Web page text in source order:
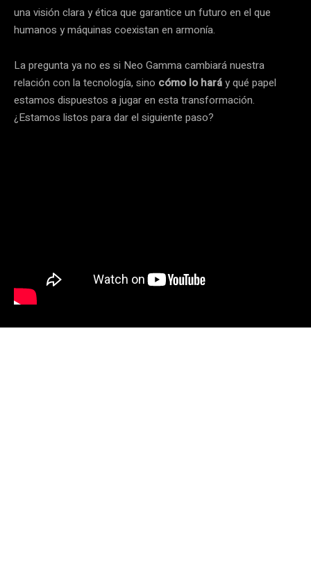
una visión clara y ética que garantice un futuro en el que
humanos y máquinas coexistan en armonía.
La pregunta ya no es si Neo Gamma cambiará nuestra
relación con la tecnología, sino cómo lo haráy qué papel
estamos dispuestos a jugar en esta transformación.
¿Estamos listos para dar el siguiente paso?